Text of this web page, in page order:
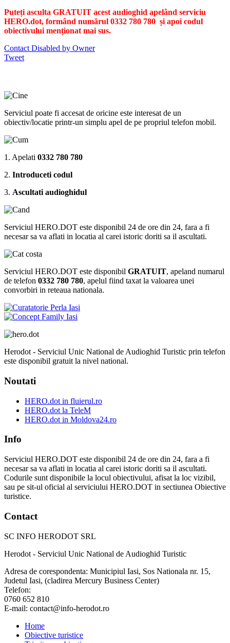
Puteți asculta GRATUIT acest audioghid apelând serviciu
HERO.dot, formând numărul 0332 780 780 și apoi codul
obiectivului menționat mai sus.
Contact Disabled by Owner
Tweet
Serviciul poate fi accesat de oricine este interesat de un
obiectiv/locatie printr-un simplu apel de pe propriul telefon mobil.
1. Apelati 0332 780 780
2. Introduceti codul
3. Ascultati audioghidul
Serviciul HERO.DOT este disponibil 24 de ore din 24, fara a fi
necesar sa va aflati in locatia al carei istoric doriti sa il ascultati.
Serviciul HERO.DOT este disponibil GRATUIT, apeland numarul
de telefon 0332 780 780, apelul fiind taxat la valoarea unei
convorbiri in reteaua nationala.
Herodot - Serviciul Unic National de Audioghid Turistic prin telefon
este disponibil gratuit la nivel national.
Noutati
HERO.dot in fluierul.ro
HERO.dot la TeleM
HERO.dot in Moldova24.ro
Info
Serviciul HERO.DOT este disponibil 24 de ore din 24, fara a fi
necesar sa va aflati in locatia al carei istoric doriti sa il ascultati.
Codurile sunt disponibile la locul obiectivului, afisat la loc vizibil,
sau pe sit-ul oficial al serviciului HERO.DOT in sectiunea Obiective
turistice.
Contact
SC INFO HERODOT SRL
Herodot - Serviciul Unic National de Audioghid Turistic
Adresa de corespondenta: Municipiul Iasi, Sos Nationala nr. 15,
Judetul Iasi, (cladirea Mercury Business Center)
Telefon:
0760 652 810
E-mail: contact@info-herodot.ro
Home
Obiective turistice